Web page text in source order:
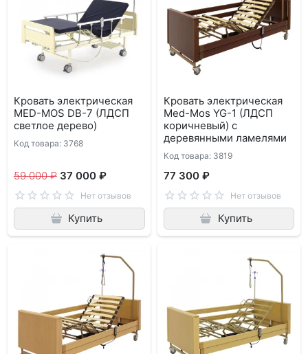
Кровать электрическая
MED-MOS DB-7 (ЛДСП
светлое дерево)
Код товара: 3768
59 000 ₽ 37 000 ₽
Нет отзывов
Купить
Кровать электрическая
Med-Mos YG-1 (ЛДСП
коричневый) с
деревянными ламелями
Код товара: 3819
77 300 ₽
Нет отзывов
Купить